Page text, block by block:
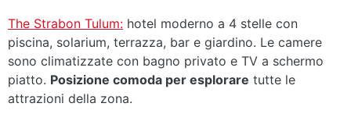
The Strabon Tulum: hotel moderno a 4 stelle con
piscina, solarium, terrazza, bar e giardino. Le camere
sono climatizzate con bagno privato e TV a schermo
piatto. Posizione comoda per esplorare tutte le
attrazioni della zona.